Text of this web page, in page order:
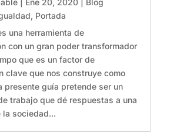
, Portada
una herramienta de
con un gran poder transformador
que es un factor de
clave que nos construye como
presente guía pretende ser un
trabajo que dé respuestas a una
la sociedad...